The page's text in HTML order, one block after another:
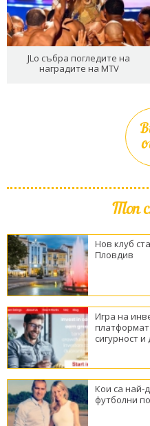
JLo събра погледите на
наградите на MTV
Топ
Нов клуб
Пловдив
Игра на
сигурност
Кои са най-
футболни